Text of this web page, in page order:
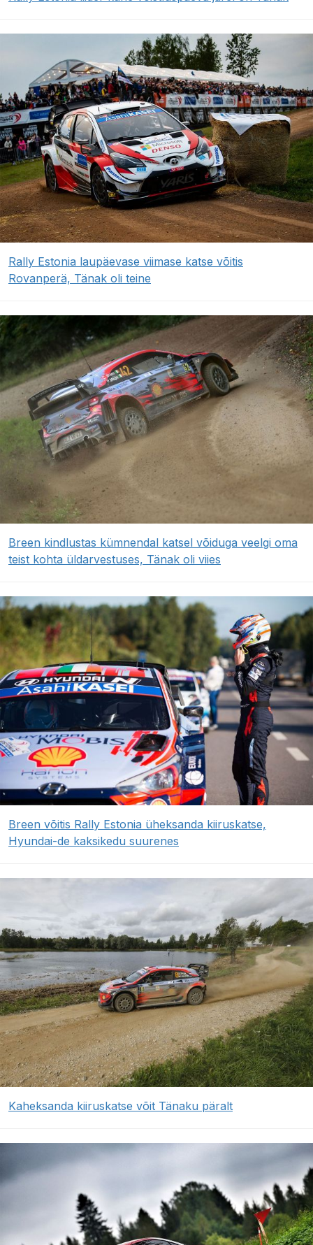
Rally Estonia laupäevase viimase katse võitis
Rovanperä, Tänak oli teine
Breen kindlustas kümnendal katsel võiduga veelgi oma
teist kohta üldarvestuses, Tänak oli viies
Breen võitis Rally Estonia üheksanda kiiruskatse,
Hyundai-de kaksikedu suurenes
Kaheksanda kiiruskatse võit Tänaku päralt